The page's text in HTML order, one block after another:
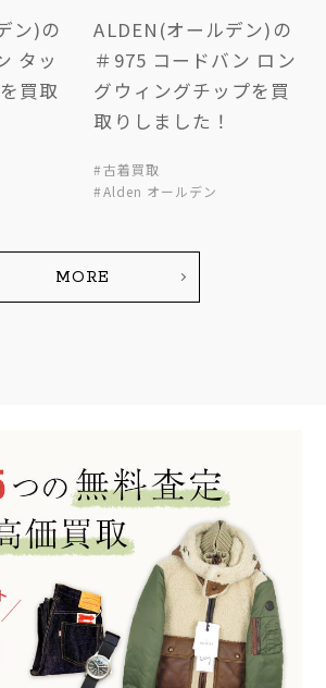
ン)の
タッ
買取
ALDEN(オールデン)の
＃975 コードバン ロン
グウィングチップを買
取りしました！
#古着買取
#Alden オールデン
MORE